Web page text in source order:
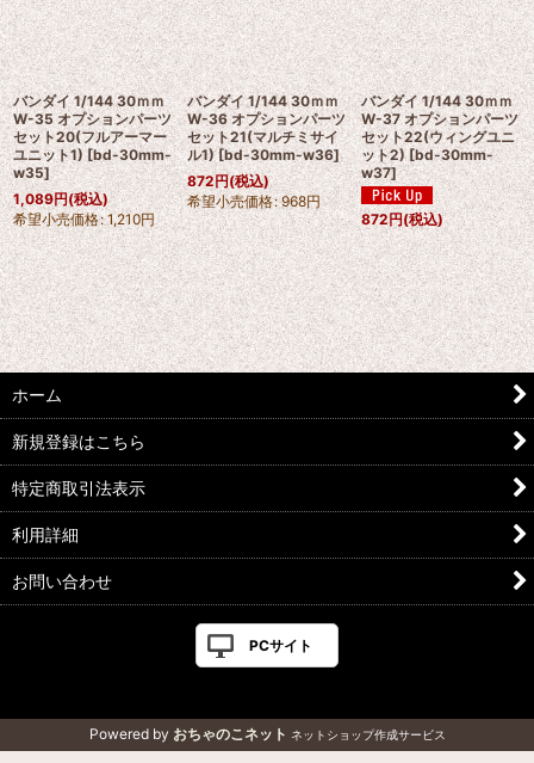
バンダイ 1/144 30ｍｍ
W-35 オプションパーツ
セット20(フルアーマー
ユニット1) [bd-30mm-
w35]
1,089円(税込)
希望小売価格: 1,210円
バンダイ 1/144 30ｍｍ
W-36 オプションパーツ
セット21(マルチミサイ
ル1) [bd-30mm-w36]
872円(税込)
希望小売価格: 968円
バンダイ 1/144 30ｍｍ
W-37 オプションパーツ
セット22(ウィングユニ
ット2) [bd-30mm-
w37]
872円(税込)
ホーム
新規登録はこちら
特定商取引法表示
利用詳細
お問い合わせ
PCサイト
Powered by おちゃのこネット ネットショップ作成サービス